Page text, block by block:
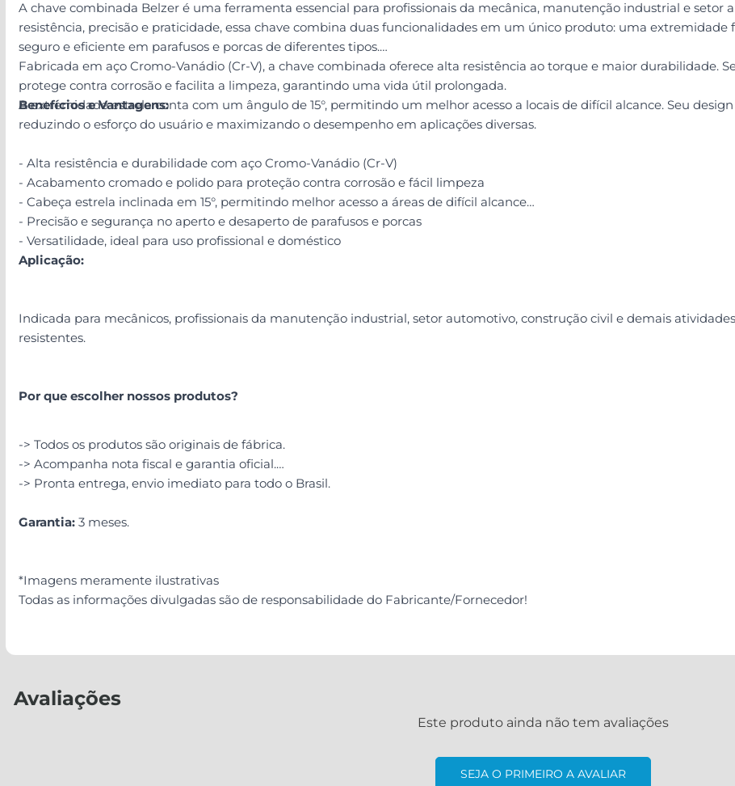
A chave combinada Belzer é uma ferramenta essencial para profissionais da mecânica, manutenção industrial e setor
resistência, precisão e praticidade, essa chave combina duas funcionalidades em um único produto: uma
seguro e eficiente em parafusos e porcas de diferentes tipos.
Fabricada em aço Cromo-Vanádio (Cr-V), a chave combinada oferece alta resistência ao torque e maior durabilidade.
protege contra corrosão e facilita a limpeza, garantindo uma vida útil prolongada.
A extremidade estrela conta com um ângulo de 15°, permitindo um melhor acesso a locais de difícil alcance. Seu
reduzindo o esforço do usuário e maximizando o desempenho em aplicações diversas.
Benefícios e Vantagens:
- Alta resistência e durabilidade com aço Cromo-Vanádio (Cr-V)
- Acabamento cromado e polido para proteção contra corrosão e fácil limpeza
- Cabeça estrela inclinada em 15°, permitindo melhor acesso a áreas de difícil alcance
- Precisão e segurança no aperto e desaperto de parafusos e porcas
- Versatilidade, ideal para uso profissional e doméstico
Aplicação:
Indicada para mecânicos, profissionais da manutenção industrial, setor automotivo, construção civil e demais
resistentes.
Por que escolher nossos produtos?
-> Todos os produtos são originais de fábrica.
-> Acompanha nota fiscal e garantia oficial.
-> Pronta entrega, envio imediato para todo o Brasil.
Garantia: 3 meses.
*Imagens meramente ilustrativas
Todas as informações divulgadas são de responsabilidade do Fabricante/Fornecedor!
Avaliações
Este produto ainda não tem avaliações
SEJA O PRIMEIRO A AVALIAR